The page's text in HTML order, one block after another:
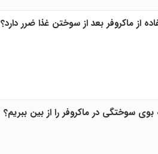
از ماکروفر بعد از سوختن غذا ضرر دارد؟
سوختگی در ماکروفر را از بین ببریم؟